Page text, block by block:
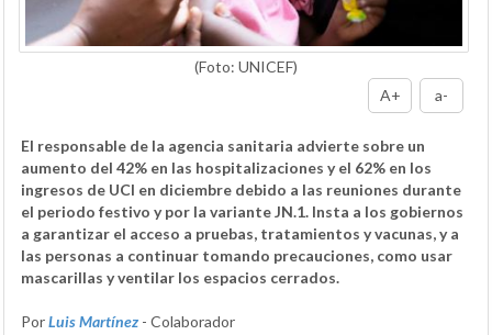
(Foto: UNICEF)
A+
a-
El responsable de la agencia sanitaria advierte sobre un
aumento del 42% en las hospitalizaciones y el 62% en los
ingresos de UCI en diciembre debido a las reuniones durante
el periodo festivo y por la variante JN.1. Insta a los gobiernos
a garantizar el acceso a pruebas, tratamientos y vacunas, y a
las personas a continuar tomando precauciones, como usar
mascarillas y ventilar los espacios cerrados.
PorLuis Martínez - Colaborador